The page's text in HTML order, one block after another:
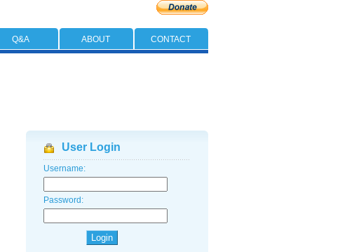
Q&A ABOUT CONTACT
User Login
Username:
Password: